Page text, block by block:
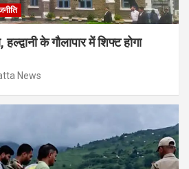
के गौलापार में शिफ्ट होगा
News